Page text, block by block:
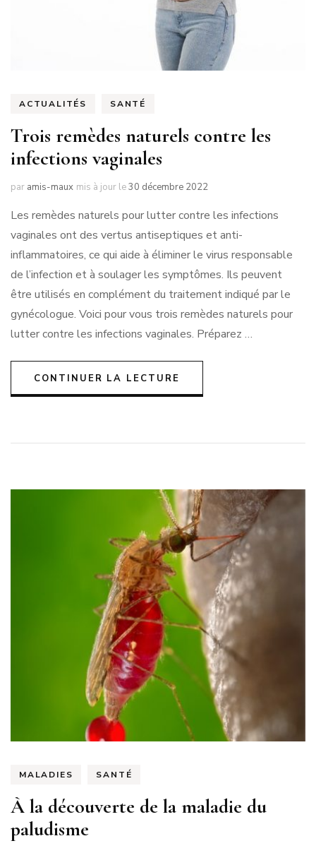
ACTUALITÉS SANTÉ
Trois remèdes naturels contre les
infections vaginales
par amis-maux mis à jour le30 décembre 2022
Les remèdes naturels pour lutter contre les infections
vaginales ont des vertus antiseptiques et anti-
inflammatoires, ce qui aide à éliminer le virus responsable
de l’infection et à soulager les symptômes. Ils peuvent
être utilisés en complément du traitement indiqué par le
gynécologue. Voici pour vous trois remèdes naturels pour
lutter contre les infections vaginales. Préparez …
CONTINUER LA LECTURE
MALADIES SANTÉ
À la découverte de la maladie du
paludisme